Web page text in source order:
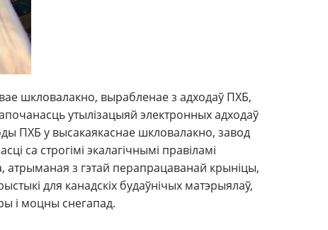
шкловалакно, вырабленае з адходаў ПХБ,
утылізацыяй электронных адходаў
ПХБ у высакаякаснае шкловалакно, завод
са строгімі экалагічнымі правіламі
атрыманая з гэтай перапрацаванай крыніцы,
для канадскіх будаўнічых матэрыялаў,
і моцны снегапад.